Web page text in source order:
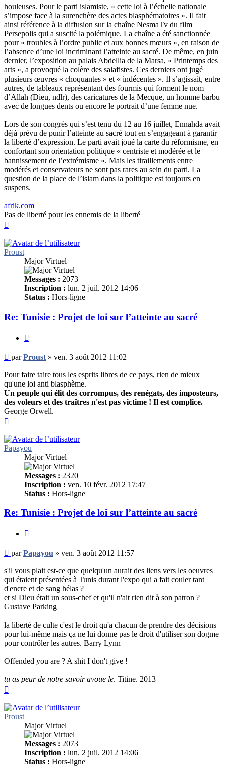
houleuses. Pour le parti islamiste, « cette loi à l’échelle nationale
s’impose face à la surenchère des actes blasphématoires ». Il fait
ainsi référence à la diffusion sur la chaîne NesmaTv du film
Persepolis qui a suscité la polémique. La chaîne a été sanctionnée
pour « troubles à l’ordre public et aux bonnes mœurs », en raison de
l’absence d’une loi incriminant l’atteinte au sacré. De même, en juin
dernier, l’exposition au palais Abdellia de la Marsa, « Printemps des
arts », a provoqué la colère des salafistes. Ces derniers ont jugé
plusieurs œuvres « choquantes » et « indécentes ». Il s’agissait, entre
autres, de tableaux représentant des fourmis qui forment le nom
d’Allah (Dieu, ndlr), des caricatures de la Mecque, un homme barbu
avec de longues dents ou encore le portrait d’une femme nue.
Lors de son congrès qui s’est tenu du 12 au 16 juillet, Ennahda avait
déjà prévu de punir l’atteinte au sacré tout en s’engageant à garantir
la liberté d’expression. Le parti avait joué la carte du réformisme, en
confortant son orientation politique « centriste et modérée et le
bannissement de l’extrémisme ». Mais les tiraillements entre
modérés et conservateurs ne sont pas rares au sein du parti. La
question de la place de l’islam dans la politique est toujours en
suspens.
afrik.com
Pas de liberté pour les ennemis de la liberté
Proust
Major Virtuel
Messages : 2073
Inscription : lun. 2 juil. 2012 14:06
Status : Hors-ligne
Re: Tunisie : Projet de loi sur l’atteinte au sacré
Message
non
lu
parProust » ven. 3 août 2012 11:02
Pour faire taire tous les esprits libres de ce pays, rien de mieux
qu'une loi anti blasphème.
Un peuple qui élit des corrompus, des renégats, des imposteurs,
des voleurs et des traîtres n'est pas victime ! Il est complice.
George Orwell.
Papayou
Major Virtuel
Messages : 2320
Inscription : ven. 10 févr. 2012 17:47
Status : Hors-ligne
Re: Tunisie : Projet de loi sur l’atteinte au sacré
Message
non
lu
parPapayou » ven. 3 août 2012 11:57
s'il vous plait est-ce que quelqu'un aurait des liens vers les oeuvres
qui étaient présentées à Tunis durant l'expo qui a fait couler tant
d'encre et de sang hélas ?
et si Dieu était un sous-chef et qu'il n'ait rien dit à son patron ?
Gustave Parking
la liberté de culte c'est le droit qu'a chacun de prendre des décisions
pour lui-même mais ça ne lui donne pas le droit d'utiliser son dogme
pour contrôler les autres. Barry Lynn
Offended you are ? A shit I don't give !
tu as peur de notre savoir avoue le. Titine. 2013
Proust
Major Virtuel
Messages : 2073
Inscription : lun. 2 juil. 2012 14:06
Status : Hors-ligne